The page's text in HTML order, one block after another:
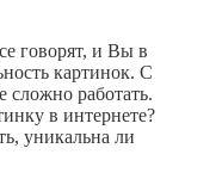
говорят, и Вы в
картинок. С
работать.
в интернете?
уникальна ли